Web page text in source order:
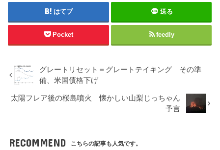
はてブ 送る
Pocket feedly
グレートリセット＝グレートテイキング その準
備、米国債格下げ
太陽フレア後の桜島噴火 懐かしい山梨じっちゃん
予言
RECOMMEND こちらの記事も人気です。